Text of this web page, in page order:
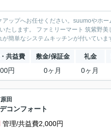
アップへお任せください。suumoやホ
たします。 ファミリーマート 筑紫野
簡単なシステムキッチンが付いてい
共益費 敷金/保証金 礼金
円 0ヶ月 0ヶ月
原田
コンフォート
管理/共益費2,000円